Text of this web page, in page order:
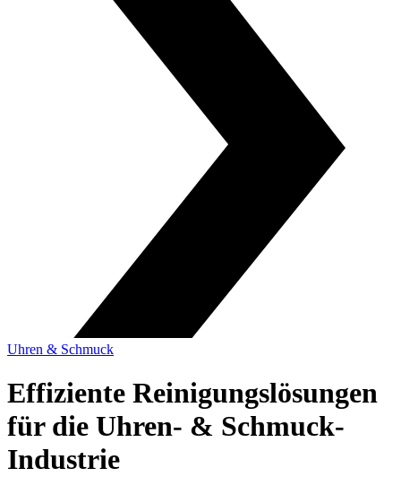
Uhren & Schmuck
Effiziente Reinigungslösungen
für die Uhren- & Schmuck-
Industrie